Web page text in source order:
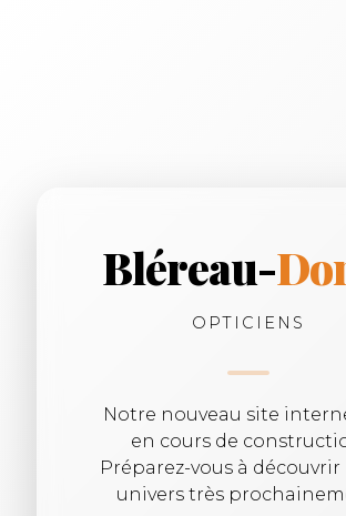
Bléreau-
OPTICIENS
Notre nouveau site
en cours de
Préparez-vous à
univers très